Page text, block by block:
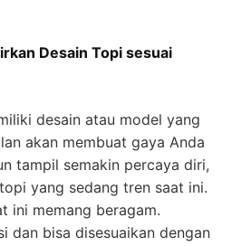
Desain Topi sesuai
desain atau model yang
akan membuat gaya Anda
tampil semakin percaya diri,
yang sedang tren saat ini.
ini memang beragam.
dan bisa disesuaikan dengan